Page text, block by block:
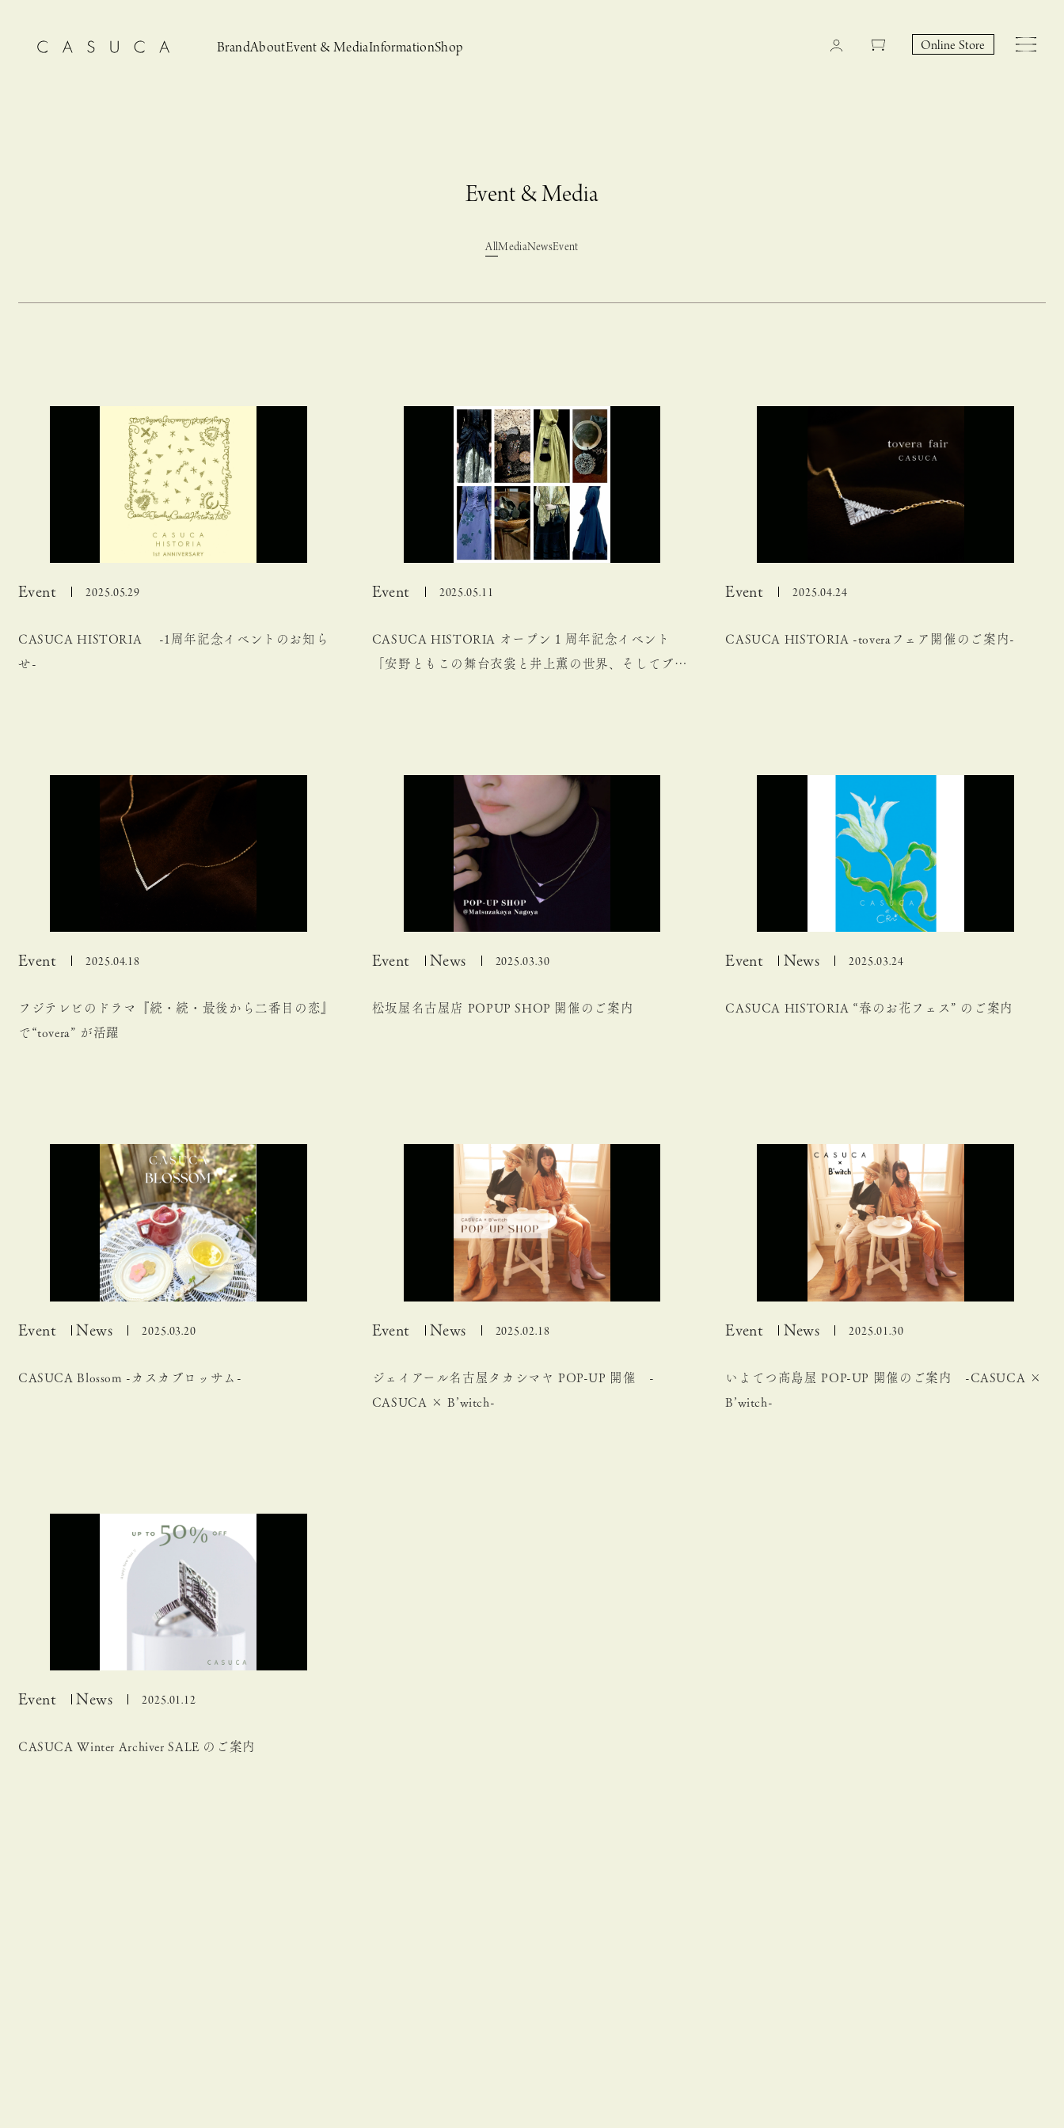
BrandAboutEvent & MediaInformationShop Online Store
Event & Media
AllMediaNewsEvent
Event 2025.05.29
CASUCA HISTORIA -1周年記念イベントのお知ら
せ-
Event 2025.05.11
CASUCA HISTORIA オープン１周年記念イベント
「安野ともこの舞台衣裳と井上薫の世界、そしてブラ
Event 2025.04.24
CASUCA HISTORIA -toveraフェア開催のご案内-
Event 2025.04.18
フジテレビのドラマ『続・続・最後から二番目の恋』
で“tovera” が活躍
Event News 2025.03.30
松坂屋名古屋店 POPUP SHOP 開催のご案内
Event News 2025.03.24
CASUCA HISTORIA “春のお花フェス” のご案内
Event News 2025.03.20
CASUCA Blossom -カスカブロッサム-
Event News 2025.02.18
ジェイアール名古屋タカシマヤ POP-UP 開催 -
CASUCA × B’witch-
Event News 2025.01.30
いよてつ髙島屋 POP-UP 開催のご案内 -CASUCA ×
B’witch-
Event News 2025.01.12
CASUCA Winter Archiver SALE のご案内